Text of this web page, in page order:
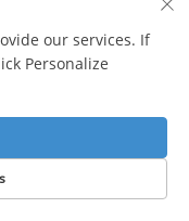
our services. If
Personalize